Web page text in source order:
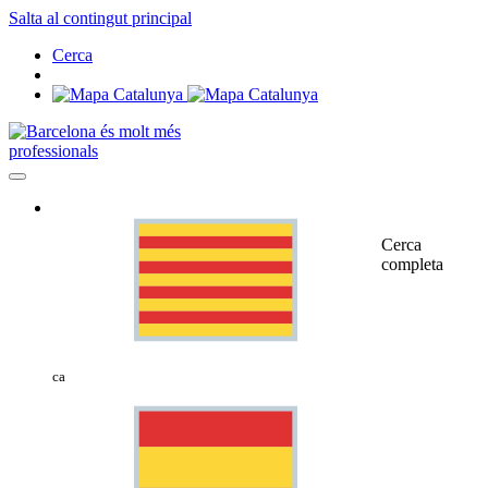
Salta al contingut principal
Cerca
professionals
ca
Cerca
completa